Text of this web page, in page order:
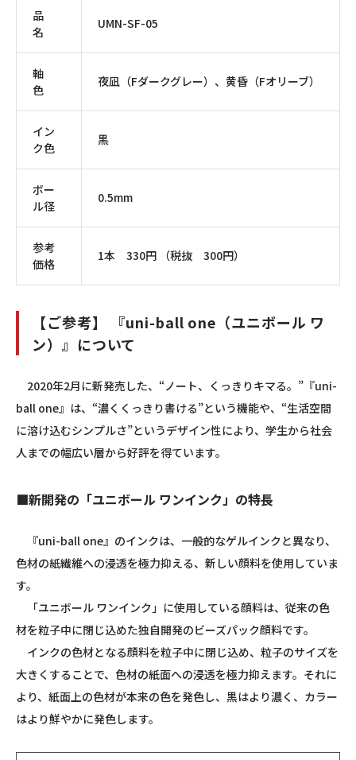
品
名
UMN-SF-05
軸
色
夜凪（Fダークグレー）、黄昏（Fオリーブ）
イン
ク色
黒
ボー
ル径
0.5mm
参考
価格
1本 330円 （税抜 300円）
【ご参考】 『uni-ball one（ユニボール ワ
ン）』について
2020年2月に新発売した、“ノート、くっきりキマる。” 『uni-
ball one』 は、“濃くくっきり書ける”という機能や、“生活空間
に溶け込むシンプルさ”というデザイン性により、学生から社会
人までの幅広い層から好評を得ています。
■新開発の「ユニボール ワンインク」の特長
『uni-ball one』のインクは、一般的なゲルインクと異なり、
色材の紙繊維への浸透を極力抑える、新しい顔料を使用していま
す。
「ユニボール ワンインク」に使用している顔料は、従来の色
材を粒子中に閉じ込めた独自開発のビーズパック顔料です。
インクの色材となる顔料を粒子中に閉じ込め、粒子のサイズを
大きくすることで、色材の紙面への浸透を極力抑えます。それに
より、紙面上の色材が本来の色を発色し、黒はより濃く、カラー
はより鮮やかに発色します。